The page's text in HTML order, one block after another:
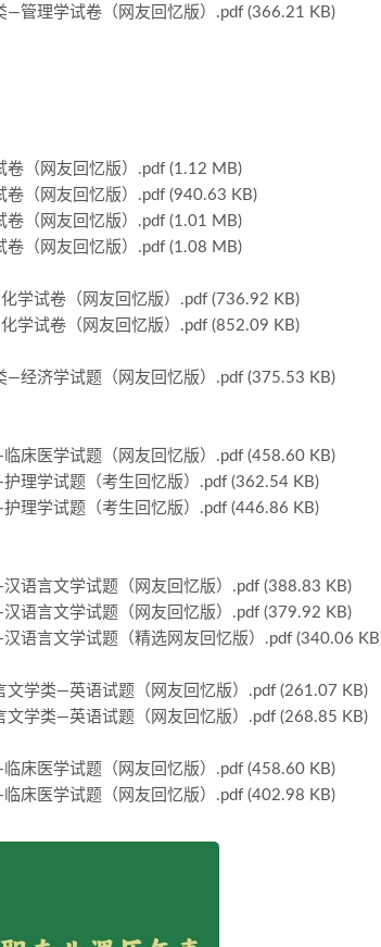
管理学试卷（网友回忆版）.pdf (366.21 KB)
（网友回忆版）.pdf (1.12 MB)
（网友回忆版）.pdf (940.63 KB)
（网友回忆版）.pdf (1.01 MB)
（网友回忆版）.pdf (1.08 MB)
学试卷（网友回忆版）.pdf (736.92 KB)
学试卷（网友回忆版）.pdf (852.09 KB)
经济学试题（网友回忆版）.pdf (375.53 KB)
床医学试题（网友回忆版）.pdf (458.60 KB)
理学试题（考生回忆版）.pdf (362.54 KB)
理学试题（考生回忆版）.pdf (446.86 KB)
语言文学试题（网友回忆版）.pdf (388.83 KB)
语言文学试题（网友回忆版）.pdf (379.92 KB)
语言文学试题（精选网友回忆版）.pdf (340.06
学类—英语试题（网友回忆版）.pdf (261.07 KB)
学类—英语试题（网友回忆版）.pdf (268.85 KB)
床医学试题（网友回忆版）.pdf (458.60 KB)
床医学试题（网友回忆版）.pdf (402.98 KB)